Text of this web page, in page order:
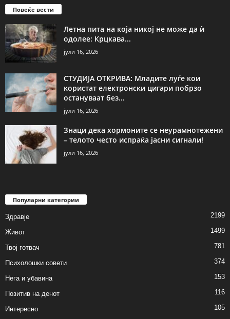
Повеќе вести
Летна пита на која никој не може да ѝ
одолее: Крцкава...
јули 16, 2026
СТУДИЈА ОТКРИВА: Младите луѓе кои
користат електронски цигари побрзо
остануваат без...
јули 16, 2026
Знаци дека хормоните се неурамнотежени
– телото често испраќа јасни сигнали!
јули 16, 2026
Популарни категории
Здравје 2199
Живот 1499
Твој готвач 781
Психолошки совети 374
Нега и убавина 153
Позитив на денот 116
Интересно 105